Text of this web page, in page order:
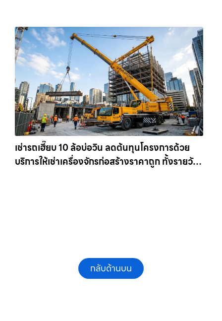
เช่ารถเฮี๊ยบ 10 ล้อบ่อวิน ลดต้นทุนโครงการด้วย
บริการให้เช่าเครื่องจักรก่อสร้างราคาถูก ทั้งรายวัน
กลับด้านบน